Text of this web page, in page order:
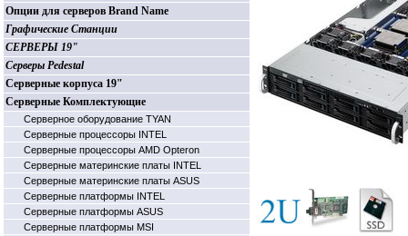
Опции для серверов Brand Name
Графические Станции
СЕРВЕРЫ 19"
Серверы Pedestal
Серверные корпуса 19"
Серверные Комплектующие
Серверное оборудование TYAN
Серверные процессоры INTEL
Серверные процессоры AMD Opteron
Серверные материнские платы INTEL
Серверные материнские платы ASUS
Серверные платформы INTEL
Серверные платформы ASUS
Серверные платформы MSI